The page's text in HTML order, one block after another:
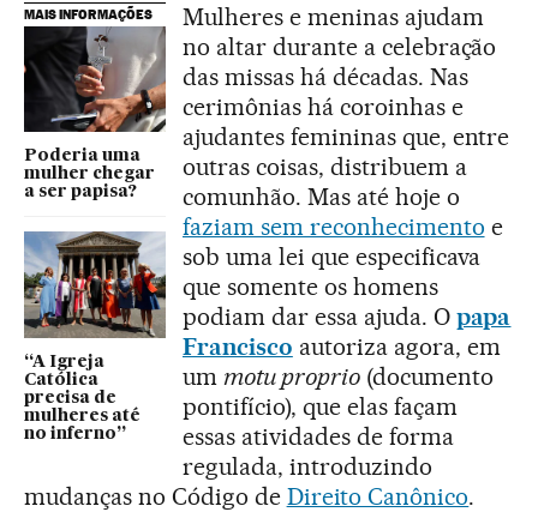
MAIS INFORMAÇÕES
Poderia uma
mulher chegar
a ser papisa?
“A Igreja
Católica
precisa de
mulheres até
no inferno”
Mulheres e meninas ajudam
no altar durante a celebração
das missas há décadas. Nas
cerimônias há coroinhas e
ajudantes femininas que, entre
outras coisas, distribuem a
comunhão. Mas até hoje o
faziam sem reconhecimento e
sob uma lei que especificava
que somente os homens
podiam dar essa ajuda. O papa
Francisco autoriza agora, em
um motu proprio(documento
pontifício), que elas façam
essas atividades de forma
regulada, introduzindo
mudanças no Código de Direito Canônico.